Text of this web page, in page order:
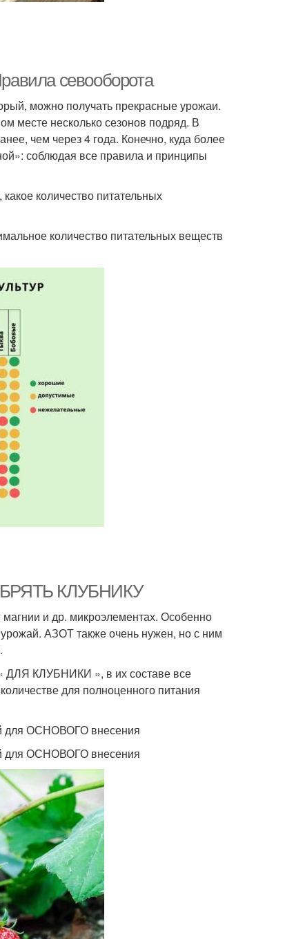
севооборота
можно получать прекрасные урожаи.
месте несколько сезонов подряд. В
чем через 4 года. Конечно, куда более
соблюдая все правила и принципы
количество питательных
количество питательных веществ
КЛУБНИКУ
и др. микроэлементах. Особенно
АЗОТ также очень нужен, но с ним
ДЛЯ КЛУБНИКИ », в их составе все
для полноценного питания
для ОСНОВОГО внесения
для ОСНОВОГО внесения